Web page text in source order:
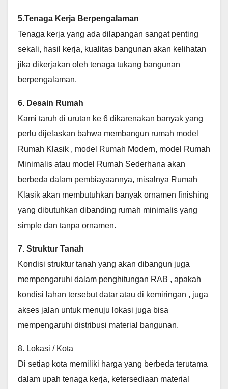
5.Tenaga Kerja Berpengalaman
Tenaga kerja yang ada dilapangan sangat penting
sekali, hasil kerja, kualitas bangunan akan kelihatan
jika dikerjakan oleh tenaga tukang bangunan
berpengalaman.
6. Desain Rumah
Kami taruh di urutan ke 6 dikarenakan banyak yang
perlu dijelaskan bahwa membangun rumah model
Rumah Klasik , model Rumah Modern, model Rumah
Minimalis atau model Rumah Sederhana akan
berbeda dalam pembiayaannya, misalnya Rumah
Klasik akan membutuhkan banyak ornamen finishing
yang dibutuhkan dibanding rumah minimalis yang
simple dan tanpa ornamen.
7. Struktur Tanah
Kondisi struktur tanah yang akan dibangun juga
mempengaruhi dalam penghitungan RAB , apakah
kondisi lahan tersebut datar atau di kemiringan , juga
akses jalan untuk menuju lokasi juga bisa
mempengaruhi distribusi material bangunan.
8. Lokasi / Kota
Di setiap kota memiliki harga yang berbeda terutama
dalam upah tenaga kerja, ketersediaan material